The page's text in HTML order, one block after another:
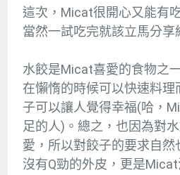
這次，Micat很開心又能有
當然一試吃完就該立馬分享
水餃是Micat喜愛的食物之
在懶惰的時候可以快速料
子可以讓人覺得幸福(哈，
足的人)。總之，也因為對
愛，所以對餃子的要求自
沒有Q勁的外皮，更是